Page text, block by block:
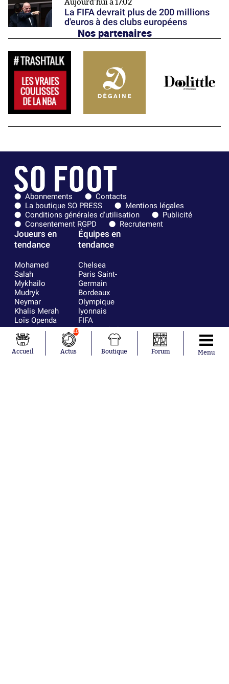
Aujourd'hui à 17:02
La FIFA devrait plus de 200 millions
d'euros à des clubs européens
Nos partenaires
Abonnements
Contacts
La boutique SO PRESS
Mentions légales
Conditions générales d'utilisation
Publicité
Consentement RGPD
Recrutement
Joueurs en
tendance
Mohamed
Salah
Mykhailo
Mudryk
Neymar
Khalis Merah
Loïs Openda
Moussa
Niakhaté
Nicolás
Tagliafico
Équipes en
tendance
Chelsea
Paris Saint-
Germain
Bordeaux
Olympique
lyonnais
FIFA
Real Madrid
RC Strasbourg
AC Milan
France
Accueil
10
Actus Boutique Forum Menu